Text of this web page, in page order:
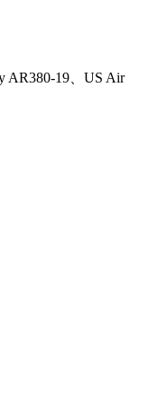
AR380-19、US Air